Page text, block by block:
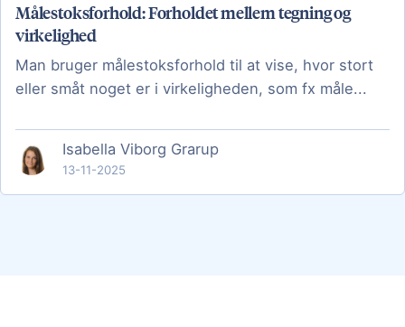
Målestoksforhold: Forholdet mellem tegning og
virkelighed
Man bruger målestoksforhold til at vise, hvor stort
eller småt noget er i virkeligheden, som fx måle...
Isabella Viborg Grarup
13-11-2025